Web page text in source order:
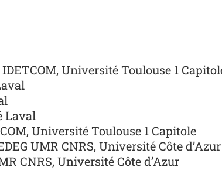
IDETCOM, Université Toulouse 1
Laval
Université Toulouse 1 Capitole
UMR CNRS, Université Côted’Azur
CNRS, Université Côte d’Azur